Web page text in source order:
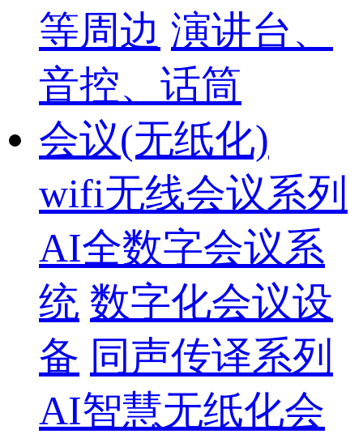
等周边 演讲台、
音控、话筒
会议(无纸化)
wifi无线会议系列
AI全数字会议系
统 数字化会议设
备 同声传译系列
AI智慧无纸化会